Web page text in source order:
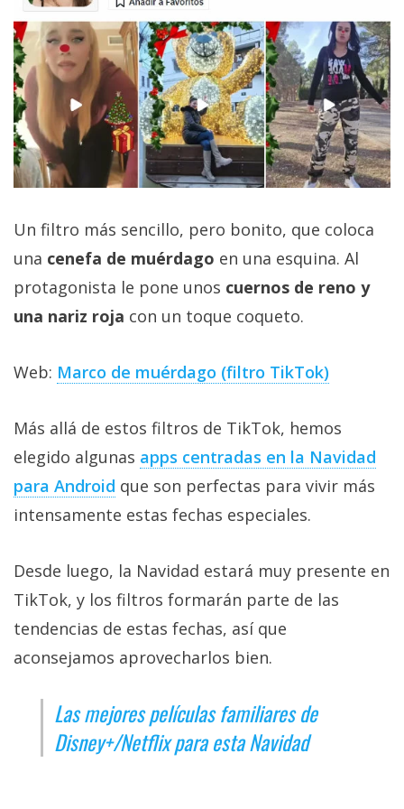
Un filtro más sencillo, pero bonito, que coloca
una cenefa de muérdago en una esquina. Al
protagonista le pone unos cuernos de reno y
una nariz roja con un toque coqueto.
Web: Marco de muérdago (filtro TikTok)
Más allá de estos filtros de TikTok, hemos
elegido algunas apps centradas en la Navidad
para Android que son perfectas para vivir más
intensamente estas fechas especiales.
Desde luego, la Navidad estará muy presente en
TikTok, y los filtros formarán parte de las
tendencias de estas fechas, así que
aconsejamos aprovecharlos bien.
Las mejores películas familiares de
Disney+/Netflix para esta Navidad